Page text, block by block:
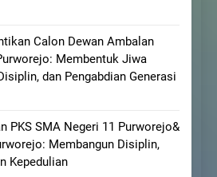
Calon Dewan Ambalan
Membentuk Jiwa
dan Pengabdian Generasi
PKS SMA Negeri 11 Purworejo&
Membangun Disiplin,
Kepedulian